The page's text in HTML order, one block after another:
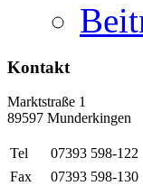
Kontakt
Marktstraße 1
89597 Munderkingen
Tel
07393 598-122
Fax
07393 598-130